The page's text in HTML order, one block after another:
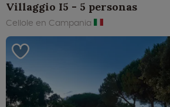
Villaggio I5 - 5 personas
Cellole en Campania